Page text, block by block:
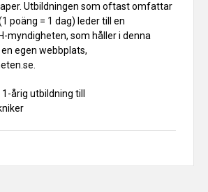
Utbildningen som oftast omfattar
poäng = 1 dag) leder till en
myndigheten, som håller i denna
egen webbplats,
årig utbildning till